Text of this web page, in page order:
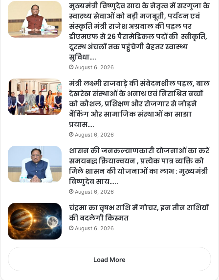
मुख्यमंत्री विष्णुदेव साय के नेतृत्व में सरगुजा के
स्वास्थ्य सेवाओं को बड़ी मजबूती, पर्यटन एवं
संस्कृति मंत्री राजेश अग्रवाल की पहल पर
डीएमएफ से 26 पैरामेडिकल पदों की स्वीकृति,
दूरस्थ अंचलों तक पहुंचेगी बेहतर स्वास्थ्य
सुविधा….
August 6, 2026
मंत्री लक्ष्मी राजवाड़े की संवेदनशील पहल, बाल
देखरेख संस्थाओं के अनाथ एवं निराश्रित बच्चों
को कौशल, प्रशिक्षण और रोजगार से जोड़ने
बैंकिंग और सामाजिक संस्थाओं का साझा
प्रयास….
August 6, 2026
शासन की जनकल्याणकारी योजनाओं का करें
समयबद्ध क्रियान्वयन , प्रत्येक पात्र व्यक्ति को
मिले शासन की योजनाओं का लाभ : मुख्यमंत्री
विष्णुदेव साय…..
August 6, 2026
चंद्रमा का वृषभ राशि में गोचर, इन तीन राशियों
की बदलेगी किस्मत
August 6, 2026
Load More